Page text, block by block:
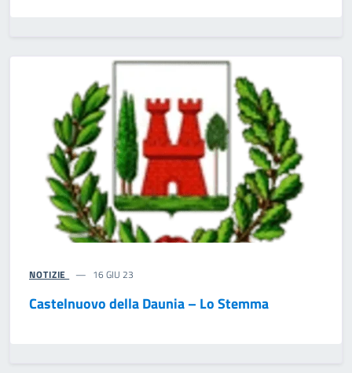
NOTIZIE 16 GIU 23
Castelnuovo della Daunia – Lo Stemma